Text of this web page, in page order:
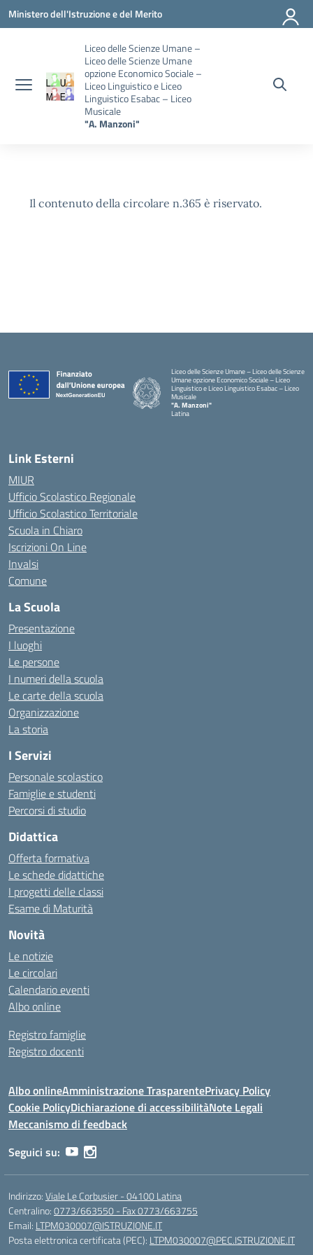
Vai ai contenuti
Vai al menu di navigazione
Vai al footer
Ministero dell'Istruzione e del Merito
Liceo delle Scienze Umane –
Liceo delle Scienze Umane
opzione Economico Sociale –
Liceo Linguistico e Liceo
Linguistico Esabac – Liceo
Musicale
"A. Manzoni"
Il contenuto della circolare n.365 è riservato.
Liceo delle Scienze Umane – Liceo delle Scienze
Umane opzione Economico Sociale – Liceo
Linguistico e Liceo Linguistico Esabac – Liceo
Musicale
"A. Manzoni"
Latina
Link Esterni
MIUR
Ufficio Scolastico Regionale
Ufficio Scolastico Territoriale
Scuola in Chiaro
Iscrizioni On Line
Invalsi
Comune
La Scuola
Presentazione
I luoghi
Le persone
I numeri della scuola
Le carte della scuola
Organizzazione
La storia
I Servizi
Personale scolastico
Famiglie e studenti
Percorsi di studio
Didattica
Offerta formativa
Le schede didattiche
I progetti delle classi
Esame di Maturità
Novità
Le notizie
Le circolari
Calendario eventi
Albo online
Registro famiglie
Registro docenti
Albo onlineAmministrazione TrasparentePrivacy Policy
Cookie PolicyDichiarazione di accessibilitàNote Legali
Meccanismo di feedback
Seguici su:
Indirizzo:Viale Le Corbusier - 04100 Latina
Centralino:0773/663550 - Fax 0773/663755
Email: LTPM030007@ISTRUZIONE.IT
Posta elettronica certificata (PEC): LTPM030007@PEC.ISTRUZIONE.IT